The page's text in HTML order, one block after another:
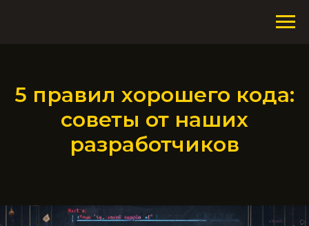
5 правил хорошего кода:
советы от наших
разработчиков